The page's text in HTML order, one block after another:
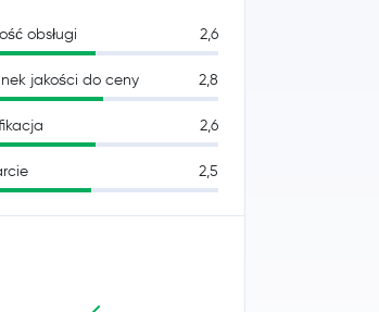
obsługi 2,6
jakości do ceny 2,8
2,6
2,5